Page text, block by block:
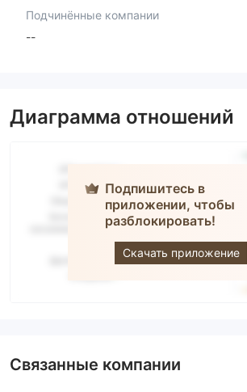
Подчинённые компании
--
Диаграмма отношений
Подпишитесь в
приложении, чтобы
разблокировать!
Скачать приложение
BV
Связанные компании